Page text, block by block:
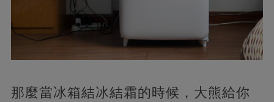
那麼當冰箱結冰結霜的時候，大熊給你